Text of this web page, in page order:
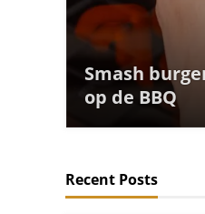
Smash
op de BBQ
Recent Posts